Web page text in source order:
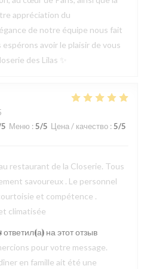
appréciation du
de notre équipe nous fait
avoir le plaisir de vous
des Lilas ✨
Меню : 5/5 Цена / качество : 5/5
restaurant de la Closerie. Tous
savoureux . Le personnel
et compétence .
climatisée
ответил(а) на этот отзыв
pour votre message.
en famille ait été une